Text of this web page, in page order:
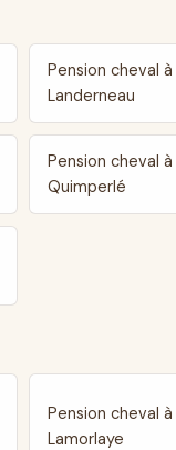
Pension cheval à
Landerneau
Pension cheval à
Quimperlé
Pension cheval à
Lamorlaye